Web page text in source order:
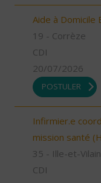
Aide à Domicile
19 - Corrèze
CDI
20/07/2026
POSTULER
Infirmier.e
mission santé
35 - Ille-et-
CDI